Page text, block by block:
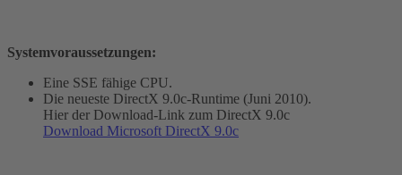
Systemvoraussetzungen:
Eine SSE fähige CPU.
Die neueste DirectX 9.0c-Runtime (Juni 2010).
Hier der Download-Link zum DirectX 9.0c
Download Microsoft DirectX 9.0c